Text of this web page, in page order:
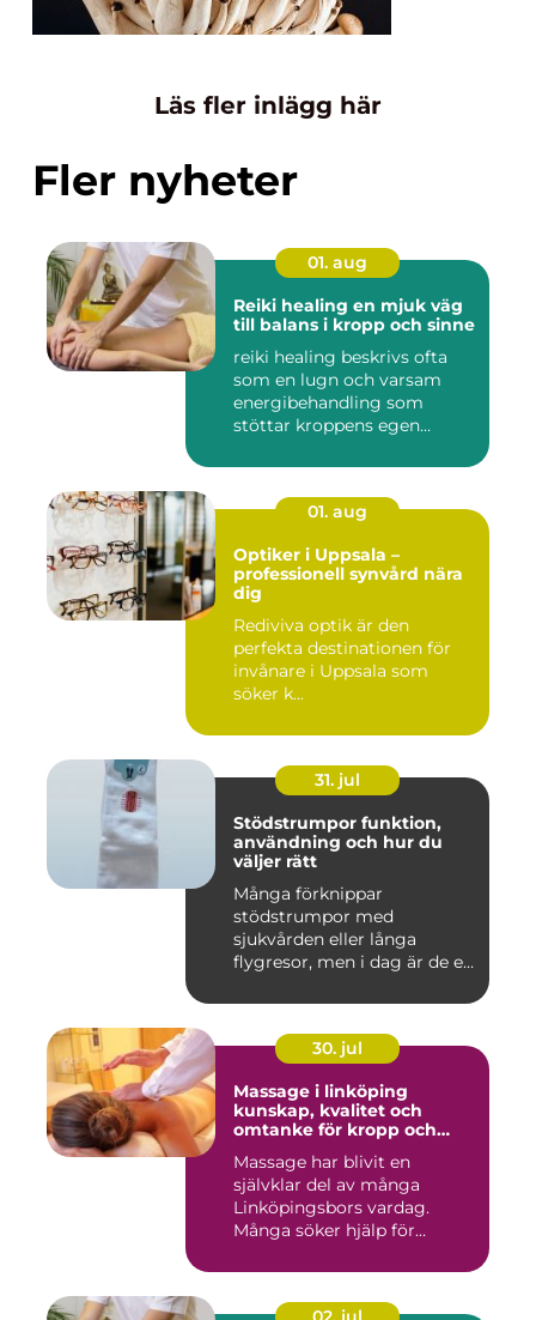
Läs fler inlägg här
Fler nyheter
01. aug
Reiki healing en mjuk väg
till balans i kropp och sinne
reiki healing beskrivs ofta
som en lugn och varsam
energibehandling som
stöttar kroppens egen
01. aug
Optiker i Uppsala –
professionell synvård nära
dig
Rediviva optik är den
perfekta destinationen för
invånare i Uppsala som
söker k...
31. jul
Stödstrumpor funktion,
användning och hur du
väljer rätt
Många förknippar
stödstrumpor med
sjukvården eller långa
flygresor, men i dag är de ett
30. jul
Massage i linköping
kunskap, kvalitet och
omtanke för kropp och
Massage har blivit en
självklar del av många
Linköpingsbors vardag.
Många söker hjälp för